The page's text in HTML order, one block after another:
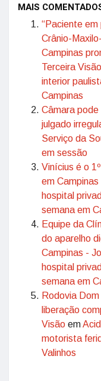
MAIS
“Paciente em
Crânio-
Campinas
Terceira Visão
interior
Campinas
Câmara
julgado
Serviço da
em sessão
Vinícius é o
em
hospital
semana em
Equipe da
do aparelho
Campinas -
hospital
semana em
Rodovia
liberação
Visão em
motorista
Valinhos